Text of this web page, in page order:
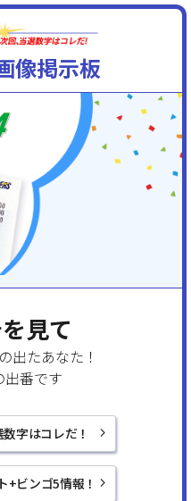
像掲示板
見て
出たあなた！
出番です
字はコレだ！
+ビンゴ5情報！